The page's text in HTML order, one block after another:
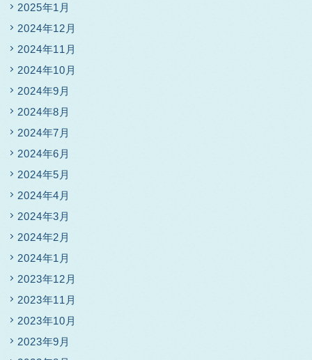
2025年1月
2024年12月
2024年11月
2024年10月
2024年9月
2024年8月
2024年7月
2024年6月
2024年5月
2024年4月
2024年3月
2024年2月
2024年1月
2023年12月
2023年11月
2023年10月
2023年9月